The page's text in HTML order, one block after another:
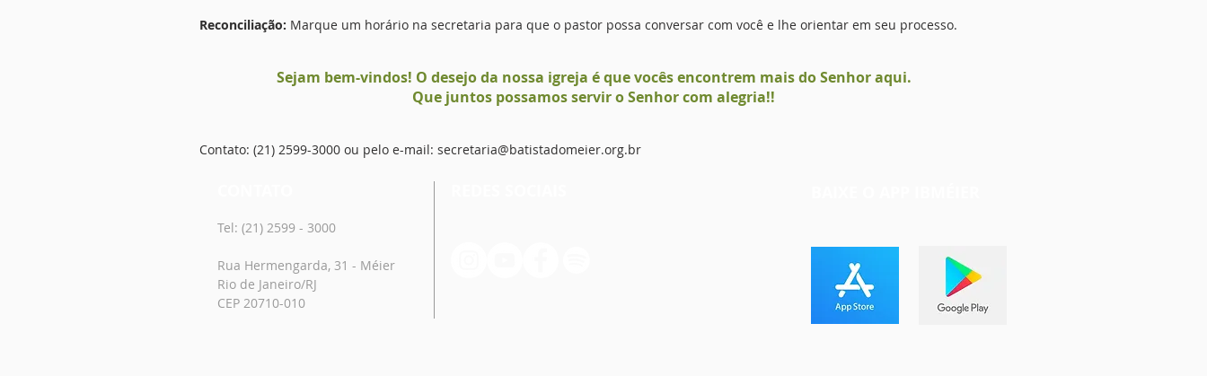
Reconciliação: Marque um horário na secretaria para que o pastor possa conversar com você e lhe orientar em seu processo.
Sejam bem-vindos! O desejo da nossa igreja é que vocês encontrem mais do Senhor aqui.
Que juntos possamos servir o Senhor com alegria!!
Contato: (21) 2599-3000 ou pelo e-mail: secretaria@batistadomeier.org.br
Tel: (21) 2599 - 3000
Rua Hermengarda, 31 - Méier
Rio de Janeiro/RJ
CEP 20710-010